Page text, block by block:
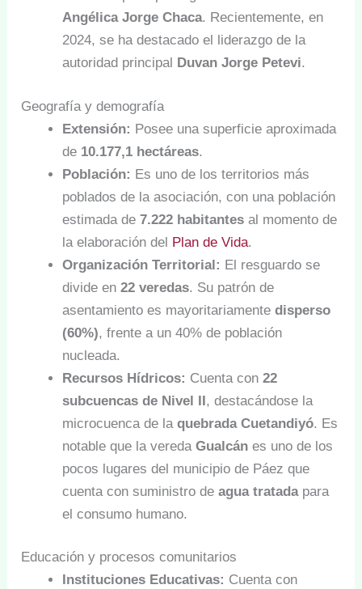
Angélica Jorge Chaca. Recientemente, en
2024, se ha destacado el liderazgo de la
autoridad principal Duvan Jorge Petevi.
Geografía y demografía
Extensión: Posee una superficie aproximada
de 10.177,1 hectáreas.
Población: Es uno de los territorios más
poblados de la asociación, con una población
estimada de7.222 habitantes al momento de
la elaboración del Plan de Vida.
Organización Territorial: El resguardo se
divide en22 veredas. Su patrón de
asentamiento es mayoritariamentedisperso
(60%), frente a un 40% de población
nucleada.
Recursos Hídricos: Cuenta con22
subcuencas de Nivel II, destacándose la
microcuenca de laquebrada Cuetandiyó. Es
notable que la veredaGualcán es uno de los
pocos lugares del municipio de Páez que
cuenta con suministro deagua tratadapara
el consumo humano.
Educación y procesos comunitarios
Instituciones Educativas: Cuenta con